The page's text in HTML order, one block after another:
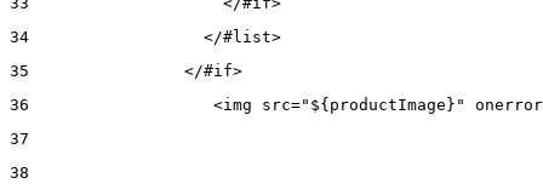
34
                  </#list>
35
                </#if>
36
<img src="${productImage}"
37
38